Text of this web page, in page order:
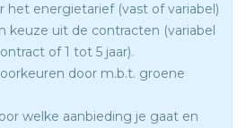
het energietarief (vast of variabel)
keuze uit de contracten (variabel
of 1 tot 5 jaar).
door m.b.t. groene
welke aanbieding je gaat en